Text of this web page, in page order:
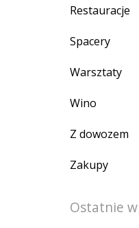
Restauracje
Spacery
Warsztaty
Wino
Z dowozem
Zakupy
Ostatnie